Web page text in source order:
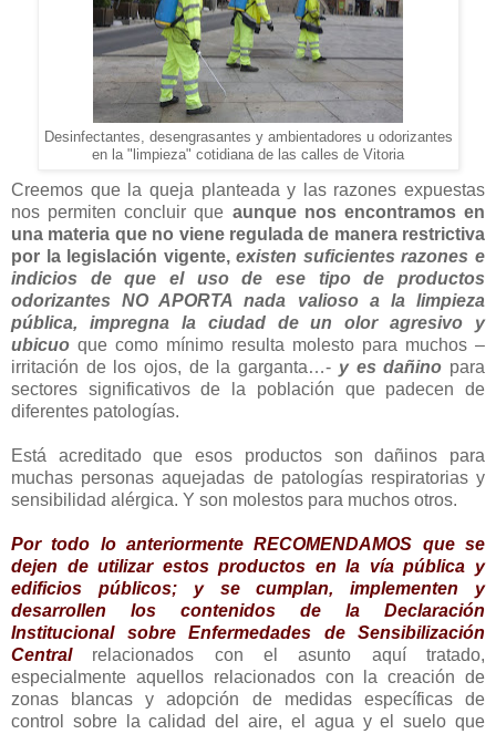
Desinfectantes, desengrasantes y ambientadores u odorizantes
en la "limpieza" cotidiana de las calles de Vitoria
Creemos que la queja planteada y las razones expuestas
nos permiten concluir que aunque nos encontramos en
una materia que no viene regulada de manera restrictiva
por la legislación vigente,existen suficientes razones e
indicios de que el uso de ese tipo de productos
odorizantes NO APORTA nada valioso a la limpieza
pública, impregna la ciudad de un olor agresivo y
ubicuo que como mínimo resulta molesto para muchos –
irritación de los ojos, de la garganta…- y es dañino para
sectores significativos de la población que padecen de
diferentes patologías.
Está acreditado que esos productos son dañinos para
muchas personas aquejadas de patologías respiratorias y
sensibilidad alérgica. Y son molestos para muchos otros.
Por todo lo anteriormente RECOMENDAMOS que se
dejen de utilizar estos productos en la vía pública y
edificios públicos; y se cumplan, implementen y
desarrollen los contenidos de la
Declaración
Institucional sobre Enfermedades de Sensibilización
Centralrelacionados con el asunto aquí tratado,
especialmente aquellos relacionados con la creación de
zonas blancas y adopción de medidas específicas de
control sobre la calidad del aire, el agua y el suelo que